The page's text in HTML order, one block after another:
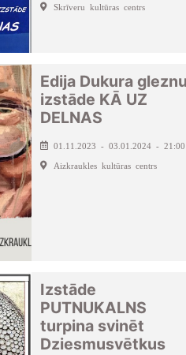
Skrīveru kultūras centrs
Edija Dukura gleznu
izstāde KĀ UZ
DELNAS
01.11.2023 - 03.01.2024 - 21:00
Aizkraukles kultūras centrs
Izstāde
PUTNUKALNS
turpina svinēt
Dziesmusvētkus